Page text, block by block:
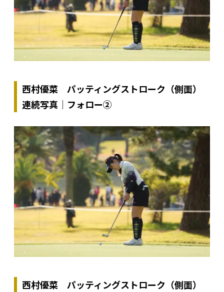
西村優菜 パッティングストローク（側面）
連続写真｜フォロー②
西村優菜 パッティングストローク（側面）